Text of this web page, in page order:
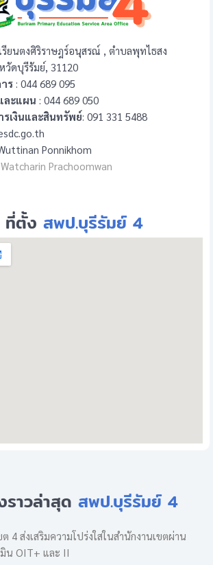
เรียนตงศิริราษฎร์อนุสรณ์ , ตำบลพุทไธสง
วัดบุรีรัมย์, 31120
ร : 044 689 095
ละแผน : 044 689 050
รเงินและสินทรัพย์: 091 331 5488
Ponnikhom
Watcharin Prachoomwan
ที่ตั้ง สพป.บุรีรัมย์ 4
ราวล่าสุด สพป.บุรีรัมย์ 4
4 ส่งเสริมความโปร่งใสในสำนักงานเขตผ่าน
น OIT+ และ II